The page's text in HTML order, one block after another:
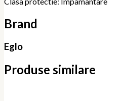
Brand
Eglo
Produse similare